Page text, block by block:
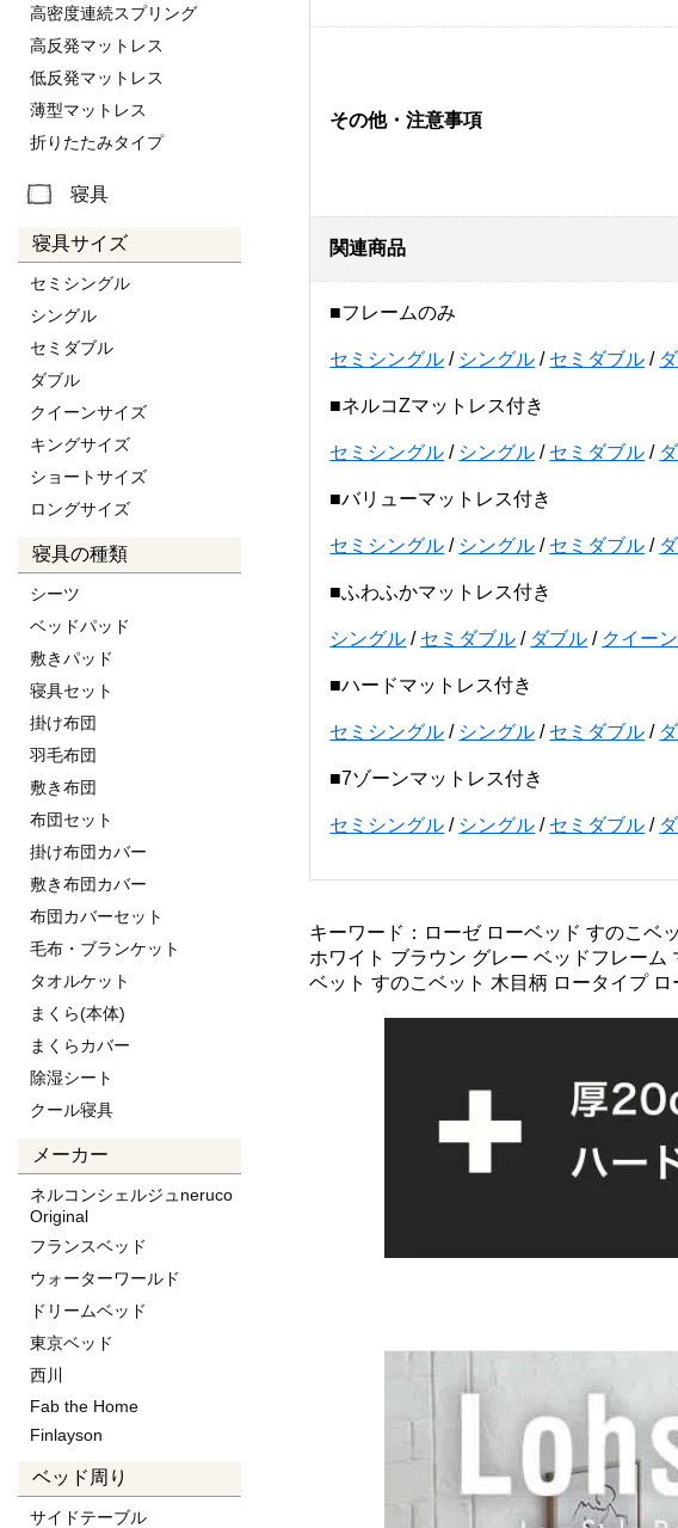
高密度連続スプリング
高反発マットレス
低反発マットレス
薄型マットレス
折りたたみタイプ
寝具
寝具サイズ
セミシングル
シングル
セミダブル
ダブル
クイーンサイズ
キングサイズ
ショートサイズ
ロングサイズ
寝具の種類
シーツ
ベッドパッド
敷きパッド
寝具セット
掛け布団
羽毛布団
敷き布団
布団セット
掛け布団カバー
敷き布団カバー
布団カバーセット
毛布・ブランケット
タオルケット
まくら(本体)
まくらカバー
除湿シート
クール寝具
メーカー
ネルコンシェルジュneruco
Original
フランスベッド
ウォーターワールド
ドリームベッド
東京ベッド
西川
Fab the Home
Finlayson
ベッド周り
サイドテーブル
その他・注意事項
関連商品
■フレームのみ
セミシングル / シングル / セミダブル /
■ネルコZマットレス付き
セミシングル / シングル / セミダブル /
■バリューマットレス付き
セミシングル / シングル / セミダブル /
■ふわふかマットレス付き
シングル / セミダブル / ダブル / クイーン
■ハードマットレス付き
セミシングル / シングル / セミダブル /
■7ゾーンマットレス付き
セミシングル / シングル / セミダブル /
キーワード：ローゼ ローベッド すのこベ
ホワイト ブラウン グレー ベッドフレー
ベット すのこベット 木目柄 ロータイプ